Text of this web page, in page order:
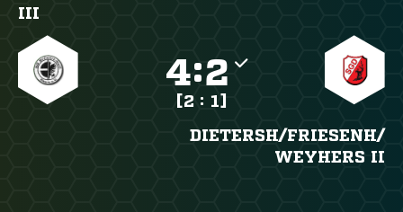
III
:
[2 : 1]
DIETERSH/​FRIESENH/​
WEYHERS II